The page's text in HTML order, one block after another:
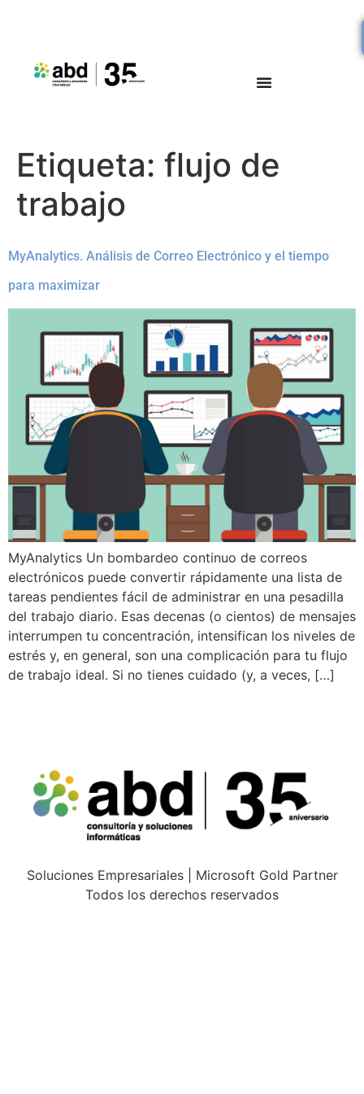
Etiqueta: flujo de
trabajo
MyAnalytics. Análisis de Correo Electrónico y el tiempo
para maximizar
MyAnalytics Un bombardeo continuo de correos
electrónicos puede convertir rápidamente una lista de
tareas pendientes fácil de administrar en una pesadilla
del trabajo diario. Esas decenas (o cientos) de mensajes
interrumpen tu concentración, intensifican los niveles de
estrés y, en general, son una complicación para tu flujo
de trabajo ideal. Si no tienes cuidado (y, a veces, […]
Soluciones Empresariales | Microsoft Gold Partner
Todos los derechos reservados